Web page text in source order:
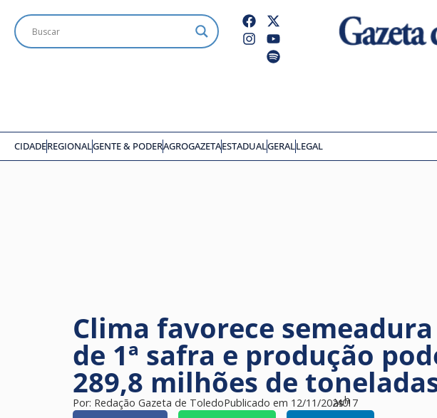
CIDADEREGIONALGENTE & PODERAGROGAZETAESTADUALGERALLEGAL
Clima favorece
de 1ª safra e produção
289,8 milhões de
Por: Redação Gazeta de ToledoPublicado em 12/11/2021
às17
h
40